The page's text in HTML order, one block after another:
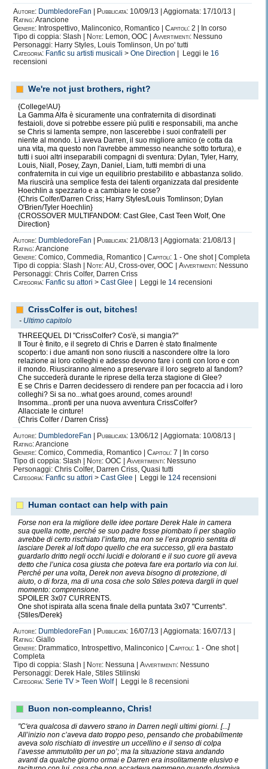
"Quando un uomo è stanco di L ondra, è stanco della
Perchè aLondra si trova tutto quanto la vita ha da
Ci sono altre tre cose che mi creanodipendenza.
Tutte e tre allo stesso modo.
La prima, è senza dubbio
Harry Potter.
Per più di metà della mia vita, la saga di JK Rowling mi
ha accompagnata,
Non sarei la persona che sono ora, senza Harry Potter.
Gli devo tutto.
Alcune delle esperienze più belle della mia vita le ho
vissute
grazie a lui.
Alcune delle persone più fantastiche della mia vita le ho
grazie a lui.
Le tre più grandi passioni della mia vita le ho scoperte
grazie a lui.
Se oggi leggere, scrivere, e Londra riescono a rendermi
felice, è
solo ed esclusivamentegrazie a lui.
Gli devo molto più di quanto possiate immaginare.
Per questo per me non è solo un libro.
Per questo, ho pianto e sofferto con il cuore quando la
PerchèHarry Potter ha reso la mia vita più speciale di
quanto poteva essere.
il calcio.
Il bel calcio. Oh sì, è insolito sentirlo dire da una
ragazzina come me,
ma io non potrei semplicemente vivere senza il calcio.
La mia squadra del cuore è ilChelsea.
Ma è molto più di una semplice fede calcistica.
E' unostile di vita.
Ci sono poche cose che sanno emozionarmi,
emozionarmi davvero,
come veder scendere in campo quegli undici fantastici
ragazzi in maglia blue
e vederli giocare con quella passione e quell'amore che
pochi sanno metterci.
E semplicementeli amo.Uno ad uno.
In realtà, la mia "vera" squadra del cuore, è un'altra
Die DeutscheFussballNationalMannschaft.
La nazionale di Calcio Tedesca.
Sì, è grazie a loro se ora amo il calcio, mi hanno fatto
capire
Autore: DumbledoreFan Pubblicata: 10/09/13 | Aggiornata: 17/10/13 |
Rating:Arancione
Genere: Introspettivo, Malinconico, Romantico | Capitoli: 2 | In corso
Tipo di coppia: Slash |
Note: Lemon, OOC | Avvertimenti: Nessuno
Personaggi: Harry Styles, Louis Tomlinson, Un po' tutti
Categoria: Fanfic su artisti musicali > One Direction | Leggi le 16
recensioni
We're not just brothers, right?
{College!AU}
La Gamma Alfa è sicuramente una confraternita di disordinati
festaioli, dove si potrebbe essere più puliti e responsabili, ma anche
se Chris si lamenta sempre, non lascerebbe i suoi confratelli per
niente al mondo. Lì aveva Darren, il suo migliore amico (e cotta da
una vita, ma questo non l'avrebbe ammesso neanche sotto tortura), e
tutti i suoi altri inseparabili compagni di sventura: Dylan, Tyler, Harry,
Louis, Niall, Posey, Zayn, Daniel, Liam, tutti membri di una
confraternita in cui vige un equilibrio prestabilito e abbastanza solido.
Ma riuscirà una semplice festa dei talenti organizzata dal presidente
Hoechlin a spezzarlo e a cambiare le cose?
{Chris Colfer/Darren Criss; Harry Styles/Louis Tomlinson; Dylan
O'Brien/Tyler Hoechlin}
{CROSSOVER MULTIFANDOM: Cast Glee, Cast Teen Wolf, One
Direction}
Autore: DumbledoreFan Pubblicata: 21/08/13 | Aggiornata: 21/08/13 |
Rating:Arancione
Genere: Comico, Commedia, Romantico | Capitoli: 1 - One shot | Completa
Tipo di coppia: Slash |
Note:AU, Cross-over, OOC | Avvertimenti: Nessuno
Personaggi: Chris Colfer, Darren Criss
Categoria: Fanfic su attori > Cast Glee | Leggi le 14 recensioni
CrissColfer is out, bitches!
- Ultimo capitolo
THREEQUEL DI "CrissColfer? Cos'è, si mangia?"
Il Tour è finito, e il segreto di Chris e Darren è stato finalmente
scoperto: i due amanti non sono riusciti a nascondere oltre la loro
relazione ai loro colleghi e adesso devono fare i conti con loro e con
il mondo. Riusciranno almeno a preservare il loro segreto al fandom?
Che succederà durante le riprese della terza stagione di Glee?
E se Chris e Darren decidessero di rendere pan per focaccia ad i loro
colleghi? Si sa no...what goes around, comes around!
Insomma...pronti per una nuova avventura CrissColfer?
Allacciate le cinture!
{Chris Colfer / Darren Criss}
Autore: DumbledoreFan Pubblicata: 13/06/12 | Aggiornata: 10/08/13 |
Rating:Arancione
Genere: Comico, Commedia, Romantico | Capitoli: 7 | In corso
Tipo di coppia: Slash |
Note: OOC | Avvertimenti: Nessuno
Personaggi: Chris Colfer, Darren Criss, Quasi tutti
Categoria: Fanfic su attori > Cast Glee | Leggi le 124 recensioni
Human contact can help with pain
Forse non era la migliore delle idee portare Derek Hale in camera
sua quella notte, perché se suo padre fosse piombato lì per sbaglio
avrebbe di certo rischiato l’infarto, ma non se l’era proprio sentita di
lasciare Derek al loft dopo quello che era successo, gli era bastato
guardarlo dritto negli occhi lucidi e doloranti e il suo cuore gli aveva
detto che l’unica cosa giusta che poteva fare era portarlo via con lui.
Perché per una volta, Derek non aveva bisogno di protezione, di
aiuto, o di forza, ma di una cosa che solo Stiles poteva dargli in quel
momento: comprensione.
SPOILER 3x07 CURRENTS.
One shot ispirata alla scena finale della puntata 3x07 "Currents".
{Stiles/Derek}
Autore: DumbledoreFan Pubblicata: 16/07/13 | Aggiornata: 16/07/13 |
Rating: Giallo
Genere: Drammatico, Introspettivo, Malinconico | Capitoli: 1 - One shot |
Completa
Tipo di coppia: Slash |
Note: Nessuna | Avvertimenti: Nessuno
Personaggi: Derek Hale, Stiles Stilinski
Categoria: Serie TV > Teen Wolf| Leggi le 8 recensioni
Buon non-compleanno, Chris!
"C'era qualcosa di davvero strano in Darren negli ultimi giorni. [...]
All’inizio non c’aveva dato troppo peso, pensando che probabilmente
aveva solo rischiato di investire un uccellino e il senso di colpa
l’avesse ammutolito per un po’; ma la situazione stava andando
avanti da qualche giorno ormai e Darren era insolitamente elusivo e